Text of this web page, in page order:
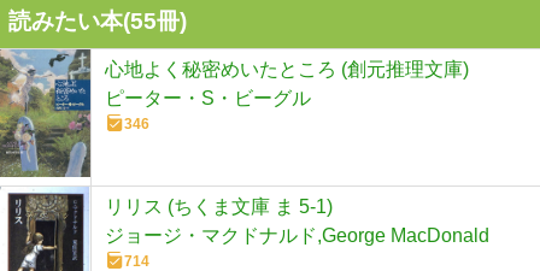
読みたい本(55冊)
心地よく秘密めいたところ (創元推理文庫)
ピーター・S・ビーグル
346
リリス (ちくま文庫 ま 5-1)
ジョージ・マクドナルド,George MacDonald
714